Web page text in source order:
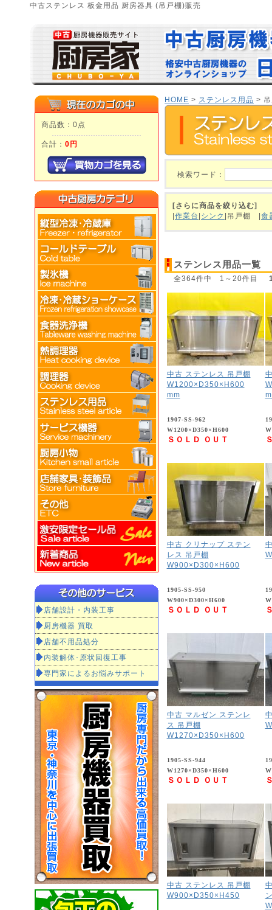
中古ステンレス 板金用品 厨房器具 (吊戸棚)販売
商品数：0点
合計： 0円
店舗設計・内装工事
厨房機器 買取
店舗不用品処分
内装解体･原状回復工事
専門家によるお悩みサポート
HOME > ステンレス用品 >
検索ワード：
[さらに商品を絞り込む]
|作業台 | シンク |吊戸棚 |食
ステンレス用品一覧
全364件中 1～20件目
中古 ステンレス 吊戸棚
W1200×D350×H600
mm
1907-SS-962
W1200×D350×H600
ＳＯＬＤ ＯＵＴ
中古 クリナップ ステン
レス 吊戸棚
W900×D300×H600
1905-SS-950
W900×D300×H600
ＳＯＬＤ ＯＵＴ
中古 マルゼン ステンレ
ス 吊戸棚
W1270×D350×H600
1905-SS-944
W1270×D350×H600
ＳＯＬＤ ＯＵＴ
中古 ステンレス 吊戸棚
W900×D350×H450